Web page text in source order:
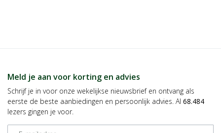
Meld je aan voor korting en advies
Schrijf je in voor onze wekelijkse nieuwsbrief en ontvang als
eerste de beste aanbiedingen en persoonlijk advies. Al 68.484
lezers gingen je voor.
E-mailadres